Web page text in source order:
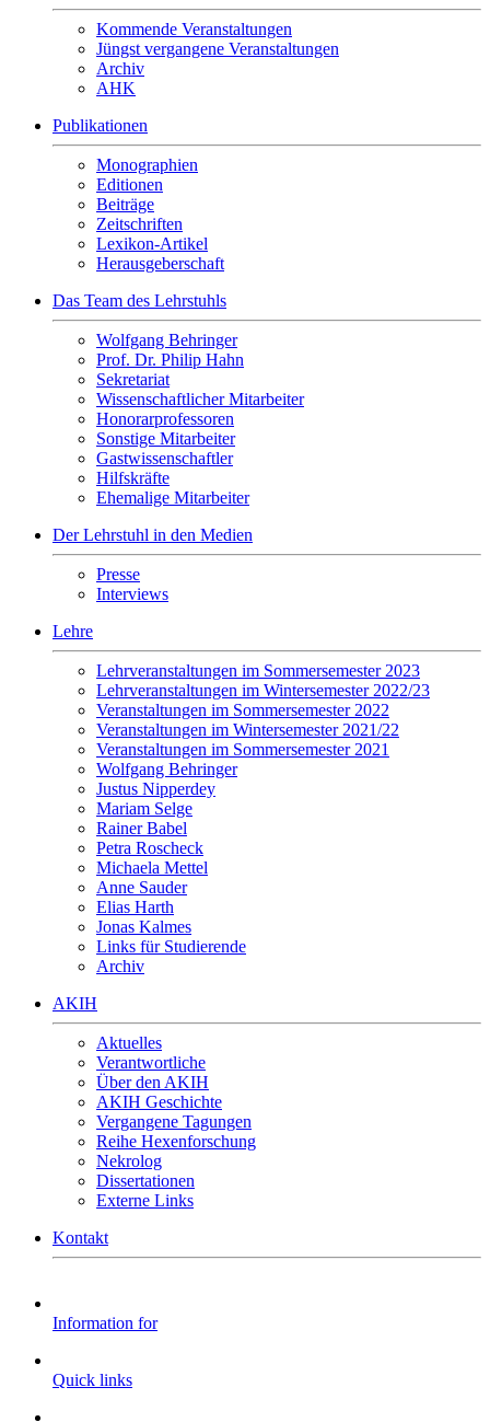
Kommende Veranstaltungen
Jüngst vergangene Veranstaltungen
Archiv
AHK
Publikationen
Monographien
Editionen
Beiträge
Zeitschriften
Lexikon-Artikel
Herausgeberschaft
Das Team des Lehrstuhls
Wolfgang Behringer
Prof. Dr. Philip Hahn
Sekretariat
Wissenschaftlicher Mitarbeiter
Honorarprofessoren
Sonstige Mitarbeiter
Gastwissenschaftler
Hilfskräfte
Ehemalige Mitarbeiter
Der Lehrstuhl in den Medien
Presse
Interviews
Lehre
Lehrveranstaltungen im Sommersemester 2023
Lehrveranstaltungen im Wintersemester 2022/23
Veranstaltungen im Sommersemester 2022
Veranstaltungen im Wintersemester 2021/22
Veranstaltungen im Sommersemester 2021
Wolfgang Behringer
Justus Nipperdey
Mariam Selge
Rainer Babel
Petra Roscheck
Michaela Mettel
Anne Sauder
Elias Harth
Jonas Kalmes
Links für Studierende
Archiv
AKIH
Aktuelles
Verantwortliche
Über den AKIH
AKIH Geschichte
Vergangene Tagungen
Reihe Hexenforschung
Nekrolog
Dissertationen
Externe Links
Kontakt
Information for
Quick links